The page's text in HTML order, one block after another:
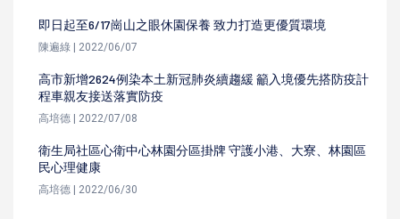
即日起至6/17崗山之眼休園保養 致力打造更優質環境
陳遍綠 | 2022/06/07
高市新增2624例染本土新冠肺炎續趨緩 籲入境優先搭防疫計
程車親友接送落實防疫
高培德 | 2022/07/08
衛生局社區心衛中心林園分區掛牌 守護小港、大寮、林園區
民心理健康
高培德 | 2022/06/30